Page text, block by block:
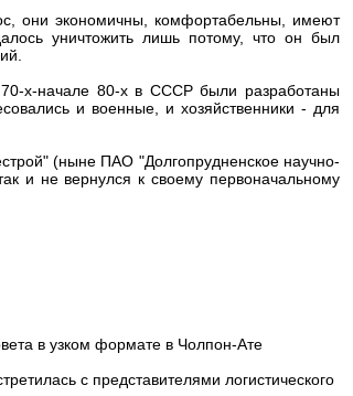
они экономичны, комфортабельны, имеют
уничтожить лишь потому, что он был
х-начале 80-х в СССР были разработаны
и военные, и хозяйственники - для
(ныне ПАО "Долгопрудненское научно-
и не вернулся к своему первоначальному
в узком формате в Чолпон-Ате
с представителями логистического